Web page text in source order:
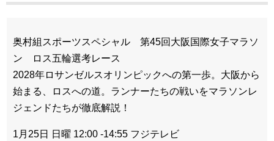
奥村組スポーツスペシャル 第45回大阪国際女子マラソ
ン ロス五輪選考レース
2028年ロサンゼルスオリンピックへの第一歩。大阪から
始まる、ロスへの道。ランナーたちの戦いをマラソンレ
ジェンドたちが徹底解説！
1月25日 日曜 12:00 -14:55 フジテレビ